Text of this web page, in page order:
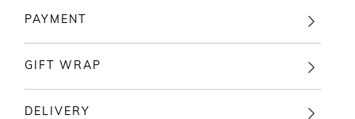
PAYMENT
GIFT WRAP
DELIVERY